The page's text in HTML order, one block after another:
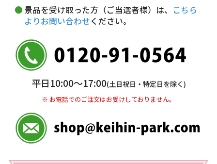
銀行振込(前払い)
普通 7263489
＜口座名＞ カ）ディースタイル
※ 振込み手数料お客様ご負担。
景品を受け取った方（ご当選者様）は、
こちら
よりお問い合わせください。
平日10:00〜17:00(土日祝日・特定日を除く)
※ お電話でのご注文はお受けしておりません。